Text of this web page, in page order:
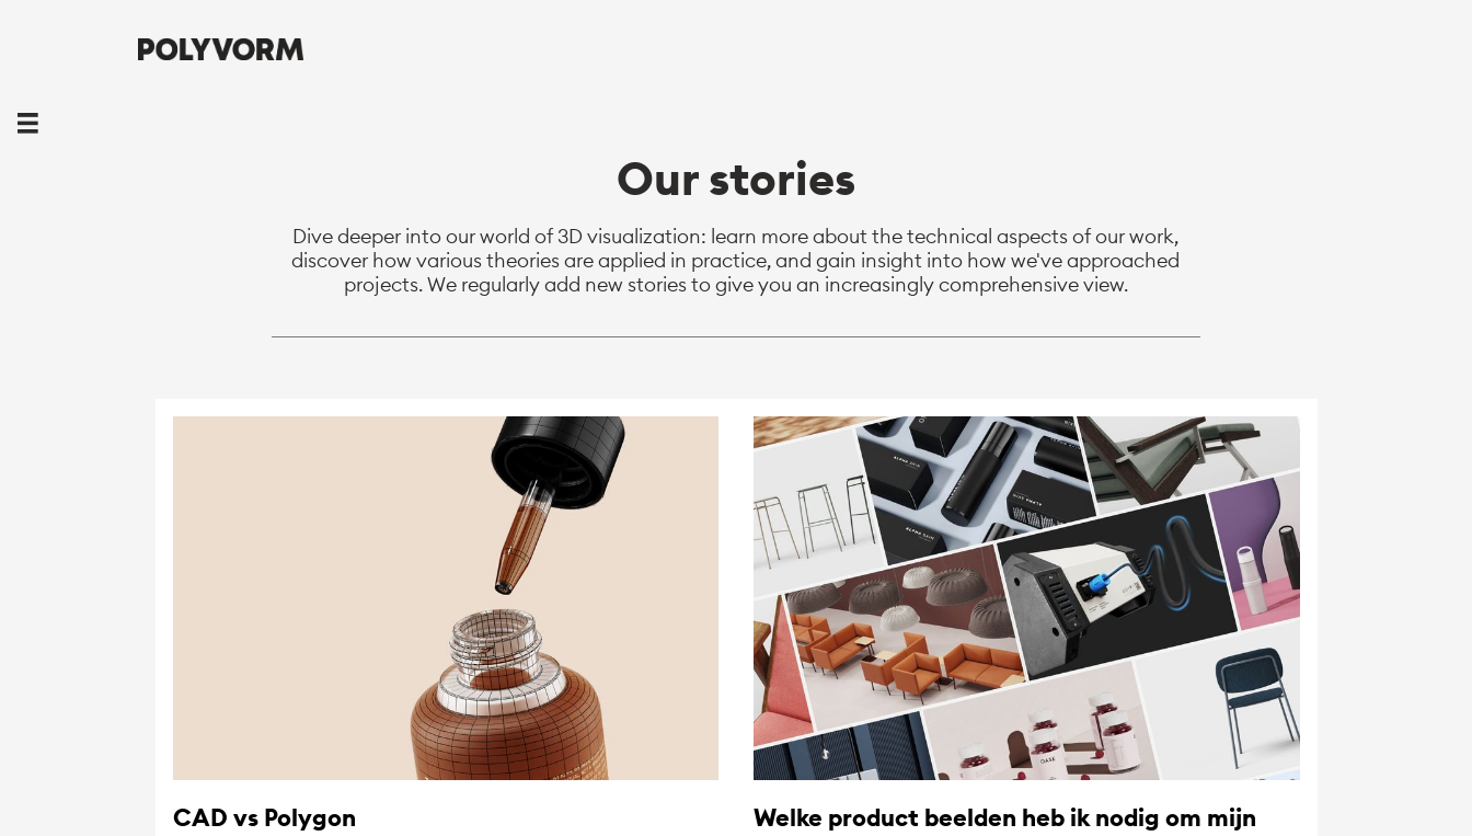
Our stories
Dive deeper into our world of 3D visualization: learn more about the technical aspects of our work,
discover how various theories are applied in practice, and gain insight into how we've approached
projects. We regularly add new stories to give you an increasingly comprehensive view.
CAD vs Polygon
Welke product beelden heb ik nodig om mijn